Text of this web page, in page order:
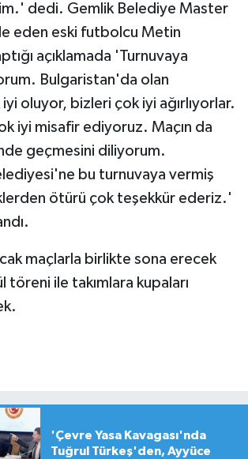
dedi. Gemlik Belediye Master
eden eski futbolcu Metin
açıklamada 'Turnuvaya
Bulgaristan'da olan
oluyor, bizleri çok iyi ağırlıyorlar.
iyi misafir ediyoruz. Maçın da
geçmesini diliyorum.
bu turnuvaya vermiş
ötürü çok teşekkür ederiz.'
maçlarla birlikte sona erecek
töreni ile takımlara kupaları
'Çevre Yasa Kavagası'nda
Tuğrul Türkeş'den, Ayyüce